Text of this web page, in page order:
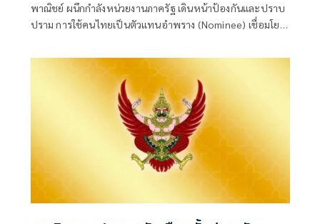
พาณิชย์ ผนึกกำลังหน่วยงานภาครัฐ เดินหน้าป้องกันและปราบ
ปราม การใช้คนไทยเป็นตัวแทนอำพราง (Nominee) เชื่อมโยง